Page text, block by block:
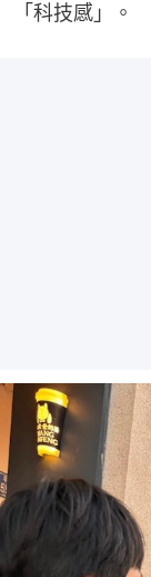
「科技感」。